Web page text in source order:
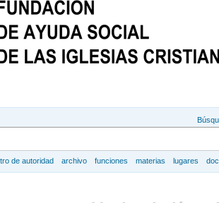
de autoridad archivo funciones materias lugares